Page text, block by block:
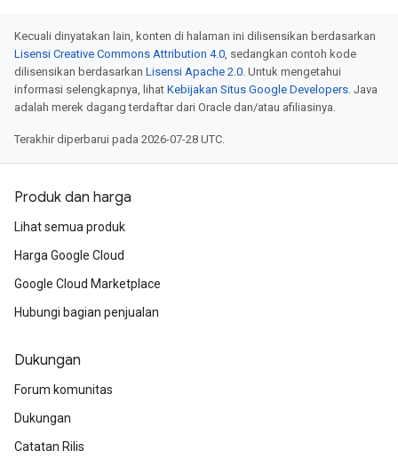
Kecuali dinyatakan lain, konten di halaman ini dilisensikan berdasarkan
Lisensi Creative Commons Attribution 4.0, sedangkan contoh kode
dilisensikan berdasarkan Lisensi Apache 2.0. Untuk mengetahui
informasi selengkapnya, lihat Kebijakan Situs Google Developers. Java
adalah merek dagang terdaftar dari Oracle dan/atau afiliasinya.
Terakhir diperbarui pada 2026-07-28 UTC.
Produk dan harga
Lihat semua produk
Harga Google Cloud
Google Cloud Marketplace
Hubungi bagian penjualan
Dukungan
Forum komunitas
Dukungan
Catatan Rilis